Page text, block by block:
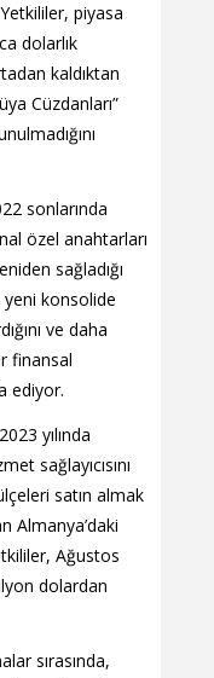
piyasa
dolarlık
kaldıktan
Cüzdanları”
sonlarında
özel anahtarları
sağladığı
yeni konsolide
ve daha
finansal
ediyor.
yılında
sağlayıcısını
satın almak
Almanya’daki
Ağustos
dolardan
sırasında,